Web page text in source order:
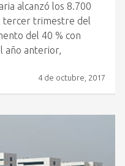
alcanzó los 8.700
tercer trimestre del
del 40 % con
año anterior,
4 de octubre, 2017